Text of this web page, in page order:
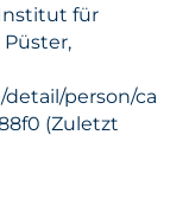
für
Püster,
person/ca
(Zuletzt